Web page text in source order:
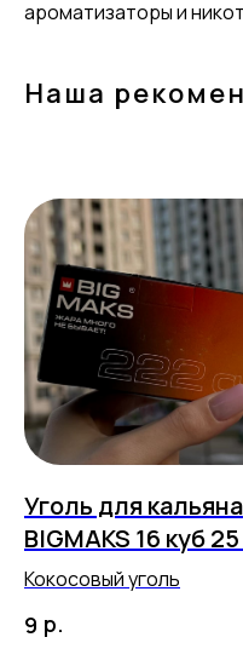
ароматизаторы и
Наша
Уголь для кальяна
BIGMAKS 16 куб
Кокосовый уголь
9 р.